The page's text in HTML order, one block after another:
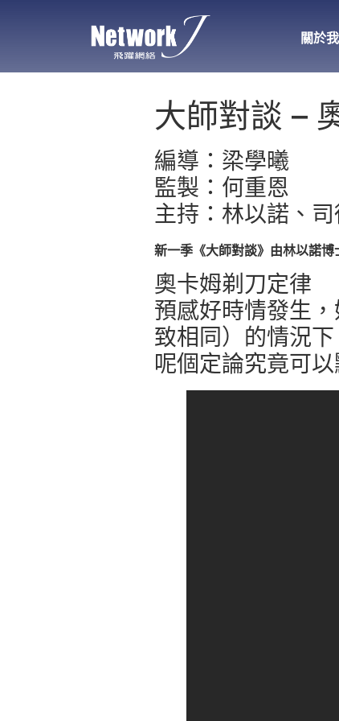
關於
大師對談 –
編導：梁學曦
監製：何重恩
主持：林以諾、
新一季《大師對談》由林以諾
奧卡姆剃刀定律
預感好時情發生
致相同）的情況
呢個定論究竟可